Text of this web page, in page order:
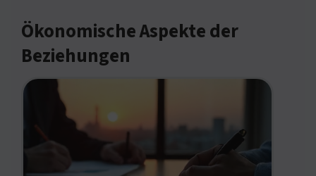
Ökonomische Aspekte der
Beziehungen